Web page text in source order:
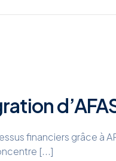
financiers grâce à
[...]